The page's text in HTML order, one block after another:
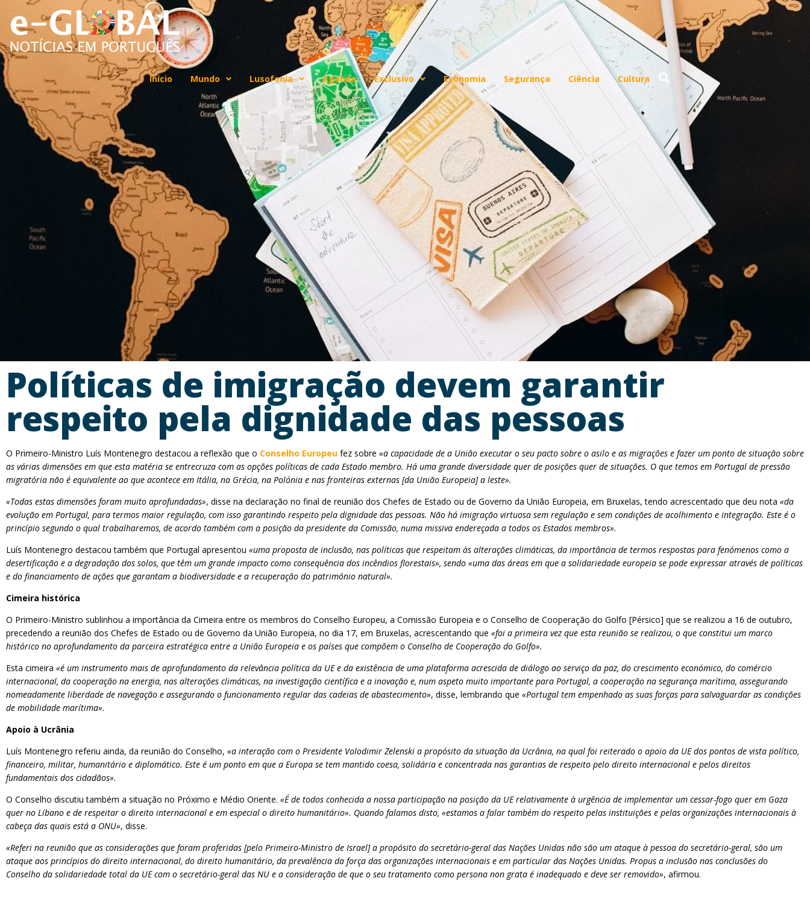
Início Mundo Lusofonia Agenda Exclusivo Economia Segurança Ciência Cultura
Políticas de imigração devem garantir
respeito pela dignidade das pessoas
O Primeiro-Ministro Luís Montenegro destacou a reflexão que o Conselho Europeu fez sobre «a capacidade de a União executar o seu pacto sobre o asilo e as migrações e fazer um ponto de situação sobre
as várias dimensões em que esta matéria se entrecruza com as opções políticas de cada Estado membro. Há uma grande diversidade quer de posições quer de situações. O que temos em Portugal de pressão
migratória não é equivalente ao que acontece em Itália, na Grécia, na Polónia e nas fronteiras externas [da União Europeia] a leste».
«Todas estas dimensões foram muito aprofundadas», disse na declaração no final de reunião dos Chefes de Estado ou de Governo da União Europeia, em Bruxelas, tendo acrescentado que deu nota «da
evolução em Portugal, para termos maior regulação, com isso garantindo respeito pela dignidade das pessoas. Não há imigração virtuosa sem regulação e sem condições de acolhimento e integração. Este é o
princípio segundo o qual trabalharemos, de acordo também com a posição da presidente da Comissão, numa missiva endereçada a todos os Estados membros».
Luís Montenegro destacou também que Portugal apresentou «uma proposta de inclusão, nas políticas que respeitam às alterações climáticas, da importância de termos respostas para fenómenos como a
desertificação e a degradação dos solos, que têm um grande impacto como consequência dos incêndios florestais», sendo «uma das áreas em que a solidariedade europeia se pode expressar através de políticas
e do financiamento de ações que garantam a biodiversidade e a recuperação do património natural».
Cimeira histórica
O Primeiro-Ministro sublinhou a importância da Cimeira entre os membros do Conselho Europeu, a Comissão Europeia e o Conselho de Cooperação do Golfo [Pérsico] que se realizou a 16 de outubro,
precedendo a reunião dos Chefes de Estado ou de Governo da União Europeia, no dia 17, em Bruxelas, acrescentando que «foi a primeira vez que esta reunião se realizou, o que constitui um marco
histórico no aprofundamento da parceira estratégica entre a União Europeia e os países que compõem o Conselho de Cooperação do Golfo».
Esta cimeira «é um instrumento mais de aprofundamento da relevância política da UE e da existência de uma plataforma acrescida de diálogo ao serviço da paz, do crescimento económico, do comércio
internacional, da cooperação na energia, nas alterações climáticas, na investigação científica e a inovação e, num aspeto muito importante para Portugal, a cooperação na segurança marítima, assegurando
nomeadamente liberdade de navegação e assegurando o funcionamento regular das cadeias de abastecimento», disse, lembrando que «Portugal tem empenhado as suas forças para salvaguardar as condições
de mobilidade marítima».
Apoio à Ucrânia
Luís Montenegro referiu ainda, da reunião do Conselho, «a interação com o Presidente Volodimir Zelenski a propósito da situação da Ucrânia, na qual foi reiterado o apoio da UE dos pontos de vista político,
financeiro, militar, humanitário e diplomático. Este é um ponto em que a Europa se tem mantido coesa, solidária e concentrada nas garantias de respeito pelo direito internacional e pelos direitos
fundamentais dos cidadãos».
O Conselho discutiu também a situação no Próximo e Médio Oriente. «É de todos conhecida a nossa participação na posição da UE relativamente à urgência de implementar um cessar-fogo quer em Gaza
quer no Líbano e de respeitar o direito internacional e em especial o direito humanitário». Quando falamos disto, «estamos a falar também do respeito pelas instituições e pelas organizações internacionais à
cabeça das quais está a ONU», disse.
«Referi na reunião que as considerações que foram proferidas [pelo Primeiro-Ministro de Israel] a propósito do secretário-geral das Nações Unidas não são um ataque à pessoa do secretário-geral, são um
ataque aos princípios do direito internacional, do direito humanitário, da prevalência da força das organizações internacionais e em particular das Nações Unidas. Propus a inclusão nas conclusões do
Conselho da solidariedade total da UE com o secretário-geral das NU e a consideração de que o seu tratamento como persona non grata é inadequado e deve ser removido», afirmou.